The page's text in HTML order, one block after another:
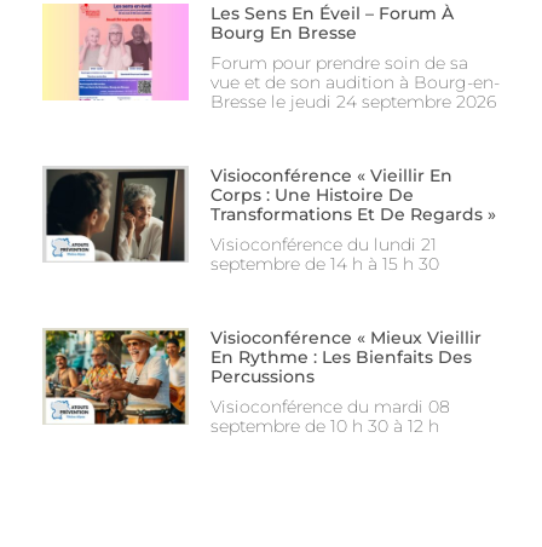
Les Sens En Éveil – Forum À
Bourg En Bresse
Forum pour prendre soin de sa
vue et de son audition à Bourg-en-
Bresse le jeudi 24 septembre 2026
Visioconférence « Vieillir En
Corps : Une Histoire De
Transformations Et De Regards »
Visioconférence du lundi 21
septembre de 14 h à 15 h 30
Visioconférence « Mieux Vieillir
En Rythme : Les Bienfaits Des
Percussions
Visioconférence du mardi 08
septembre de 10 h 30 à 12 h